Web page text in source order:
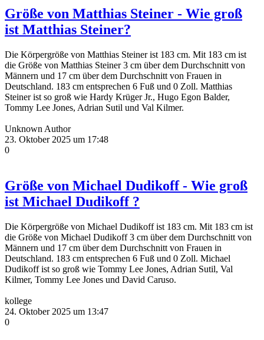
Größe von Matthias Steiner - Wie groß
ist Matthias Steiner?
Die Körpergröße von Matthias Steiner ist 183 cm. Mit 183 cm ist
die Größe von Matthias Steiner 3 cm über dem Durchschnitt von
Männern und 17 cm über dem Durchschnitt von Frauen in
Deutschland. 183 cm entsprechen 6 Fuß und 0 Zoll. Matthias
Steiner ist so groß wie Hardy Krüger Jr., Hugo Egon Balder,
Tommy Lee Jones, Adrian Sutil und Val Kilmer.
Unknown Author
23. Oktober 2025 um 17:48
0
Größe von Michael Dudikoff - Wie groß
ist Michael Dudikoff ?
Die Körpergröße von Michael Dudikoff ist 183 cm. Mit 183 cm ist
die Größe von Michael Dudikoff 3 cm über dem Durchschnitt von
Männern und 17 cm über dem Durchschnitt von Frauen in
Deutschland. 183 cm entsprechen 6 Fuß und 0 Zoll. Michael
Dudikoff ist so groß wie Tommy Lee Jones, Adrian Sutil, Val
Kilmer, Tommy Lee Jones und David Caruso.
kollege
24. Oktober 2025 um 13:47
0